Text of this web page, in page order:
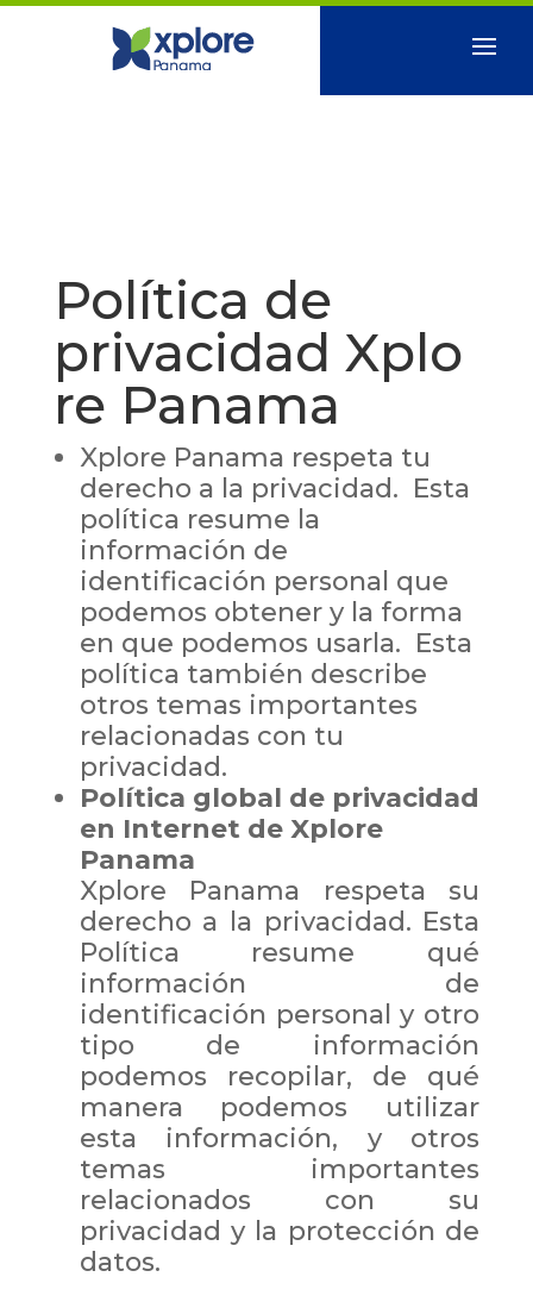
Política de
privacidad Xplo
re Panama
Xplore Panama respeta tu
derecho a la privacidad. Esta
política resume la
información de
identificación personal que
podemos obtener y la forma
en que podemos usarla. Esta
política también describe
otros temas importantes
relacionadas con tu
privacidad.
Política global de privacidad
en Internet de Xplore
Panama
Xplore Panama respeta su
derecho a la privacidad. Esta
Política resume qué
información de
identificación personal y otro
tipo de información
podemos recopilar, de qué
manera podemos utilizar
esta información, y otros
temas importantes
relacionados con su
privacidad y la protección de
datos.